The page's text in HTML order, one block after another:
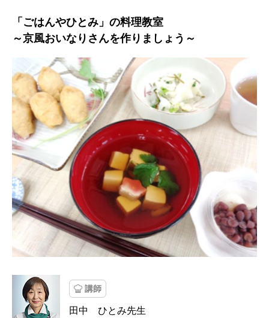
「ごはんやひとみ」の料理教室
～京風おいなりさんを作りましょう～
講師
田中 ひとみ先生